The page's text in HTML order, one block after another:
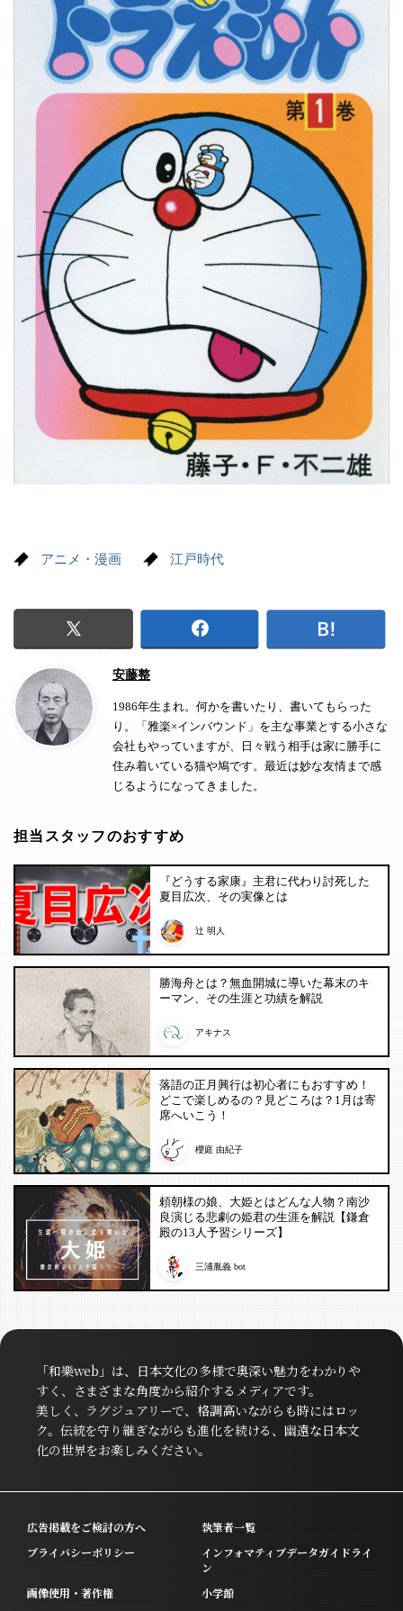
アニメ・漫画 江戸時代
安藤整
1986年生まれ。何かを書いたり、書いてもらった
り。「雅楽×インバウンド」を主な事業とする小さな
会社もやっていますが、日々戦う相手は家に勝手に
住み着いている猫や鳩です。最近は妙な友情まで感
じるようになってきました。
担当スタッフのおすすめ
『どうする家康』主君に代わり討死した
夏目広次、その実像とは
辻 明人
勝海舟とは？無血開城に導いた幕末のキ
ーマン、その生涯と功績を解説
アキナス
落語の正月興行は初心者にもおすすめ！
どこで楽しめるの？見どころは？1月は寄
席へいこう！
櫻庭 由紀子
頼朝様の娘、大姫とはどんな人物？南沙
良演じる悲劇の姫君の生涯を解説【鎌倉
殿の13人予習シリーズ】
三浦胤義 bot
「和樂web」は、日本文化の多様で奥深い魅力をわかりや
すく、さまざまな角度から紹介するメディアです。
美しく、ラグジュアリーで、格調高いながらも時にはロッ
ク。伝統を守り継ぎながらも進化を続ける、幽遠な日本文
化の世界をお楽しみください。
広告掲載をご検討の方へ
執筆者一覧
プライバシーポリシー
インフォマティブデータガイドライ
ン
画像使用・著作権
小学館